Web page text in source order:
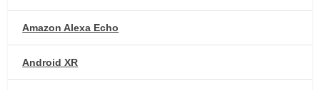
Amazon Alexa Echo
Android XR